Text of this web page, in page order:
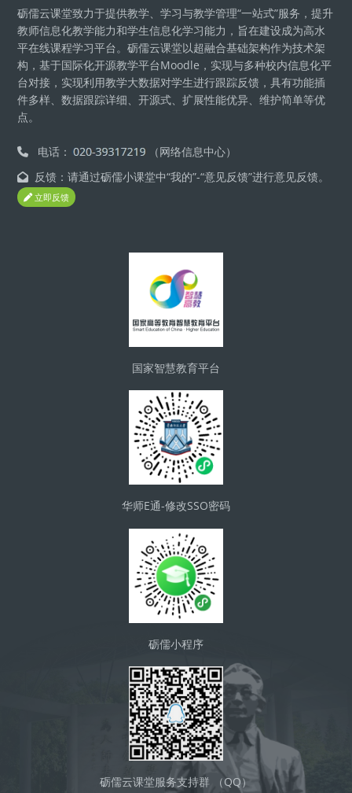
砺儒云课堂致力于提供教学、学习与教学管理“一站式”服务，提升
教师信息化教学能力和学生信息化学习能力，旨在建设成为高水
平在线课程学习平台。砺儒云课堂以超融合基础架构作为技术架
构，基于国际化开源教学平台Moodle，实现与多种校内信息化平
台对接，实现利用教学大数据对学生进行跟踪反馈，具有功能插
件多样、数据跟踪详细、开源式、扩展性能优异、维护简单等优
点。
电话：
（网络信息中心）
反馈：请通过砺儒小课堂中“我的”-“意见反馈”进行意见反馈。
立即反馈
国家智慧教育平台
华师E通-修改SSO密码
砺儒小程序
砺儒云课堂服务支持群 （QQ）